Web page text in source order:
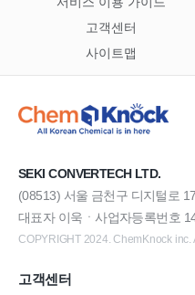
고객센터
사이트맵
SEKI CONVERTECH LTD.
(08513) 서울 금천구 디지털로
대표자 이욱ㆍ사업자등록번호
COPYRIGHT 2024. ChemKnock inc.
고객센터